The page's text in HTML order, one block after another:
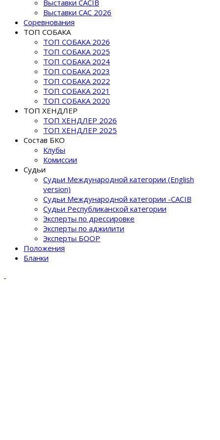
Выставки CACIB
Выставки САС 2026
Соревнования
ТОП СОБАКА
ТОП СОБАКА 2026
ТОП СОБАКА 2025
ТОП СОБАКА 2024
ТОП СОБАКА 2023
ТОП СОБАКА 2022
ТОП СОБАКА 2021
ТОП СОБАКА 2020
ТОП ХЕНДЛЕР
ТОП ХЕНДЛЕР 2026
ТОП ХЕНДЛЕР 2025
Состав БКО
Клубы
Комиссии
Судьи
Судьи Международной категории (English
version)
Судьи Международной категории -CACIB
Судьи Республиканской категории
Эксперты по дрессировке
Эксперты по аджилити
Эксперты БООР
Положения
Бланки